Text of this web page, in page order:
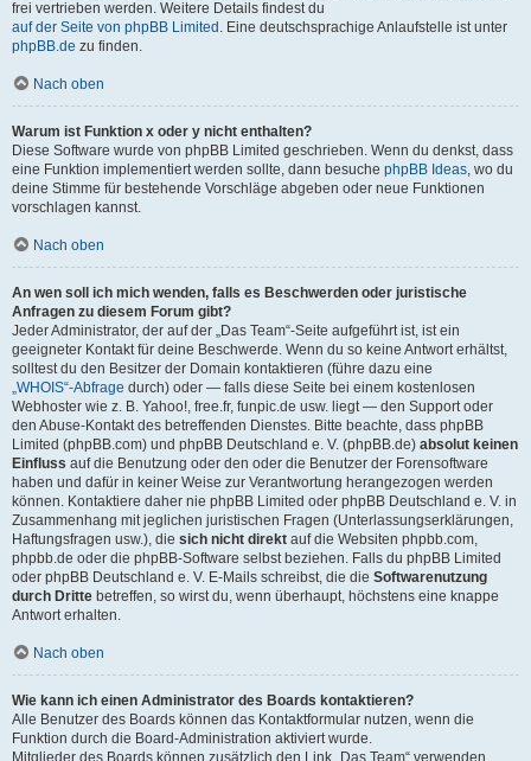
frei vertrieben werden. Weitere Details findest du
auf der Seite von phpBB Limited . Eine deutschsprachige Anlaufstelle ist unter
phpBB.de zu finden.
Nach oben
Warum ist Funktion x oder y nicht enthalten?
Diese Software wurde von phpBB Limited geschrieben. Wenn du denkst, dass
eine Funktion implementiert werden sollte, dann besuche phpBB Ideas, wo du
deine Stimme für bestehende Vorschläge abgeben oder neue Funktionen
vorschlagen kannst.
Nach oben
An wen soll ich mich wenden, falls es Beschwerden oder juristische
Anfragen zu diesem Forum gibt?
Jeder Administrator, der auf der „Das Team“-Seite aufgeführt ist, ist ein
geeigneter Kontakt für deine Beschwerde. Wenn du so keine Antwort erhältst,
solltest du den Besitzer der Domain kontaktieren (führe dazu eine
„WHOIS“-Abfrage durch) oder — falls diese Seite bei einem kostenlosen
Webhoster wie z. B. Yahoo!, free.fr, funpic.de usw. liegt — den Support oder
den Abuse-Kontakt des betreffenden Dienstes. Bitte beachte, dass phpBB
Limited (phpBB.com) und phpBB Deutschland e. V. (phpBB.de) absolut keinen
Einfluss auf die Benutzung oder den oder die Benutzer der Forensoftware
haben und dafür in keiner Weise zur Verantwortung herangezogen werden
können. Kontaktiere daher nie phpBB Limited oder phpBB Deutschland e. V. in
Zusammenhang mit jeglichen juristischen Fragen (Unterlassungserklärungen,
Haftungsfragen usw.), die sich nicht direkt auf die Websiten phpbb.com,
phpbb.de oder die phpBB-Software selbst beziehen. Falls du phpBB Limited
oder phpBB Deutschland e. V. E-Mails schreibst, die die Softwarenutzung
durch Dritte betreffen, so wirst du, wenn überhaupt, höchstens eine knappe
Antwort erhalten.
Nach oben
Wie kann ich einen Administrator des Boards kontaktieren?
Alle Benutzer des Boards können das Kontaktformular nutzen, wenn die
Funktion durch die Board-Administration aktiviert wurde.
Mitglieder des Boards können zusätzlich den Link „Das Team“ verwenden.